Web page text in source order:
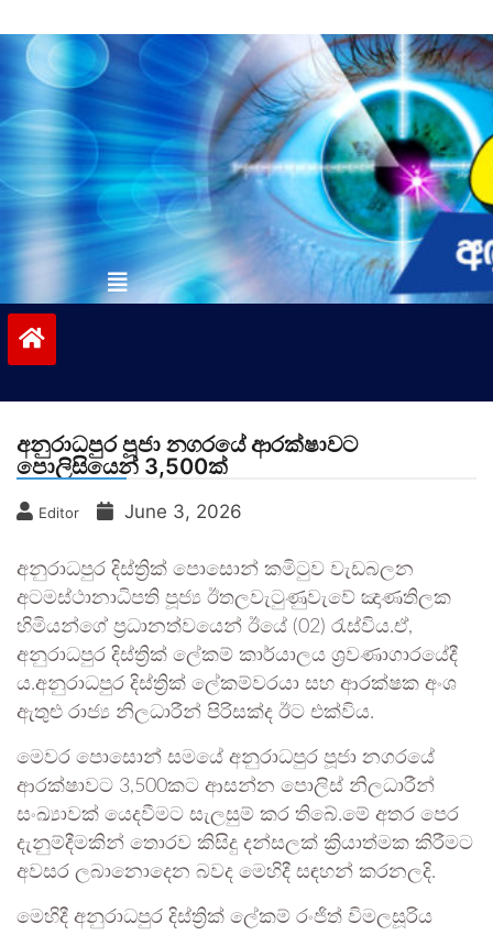
to
contentvinivida.lk
අනුරාධපුර පූජා නගරයේ ආරක්ෂාවට
පොලිසියෙන් 3,500ක්
Editor June 3, 2026
අනුරාධපුර දිස්ත්‍රික් පොසොන් කමිටුව වැඩබලන
අටමස්ථානාධිපති පූජ්‍ය ඊතලවැටුණුවැවේ ඤාණතිලක
හිමියන්ගේ ප්‍රධානත්වයෙන් ඊයේ (02) රැස්විය.ඒ,
අනුරාධපුර දිස්ත්‍රික් ලේකම් කාර්යාලය ශ්‍රවණාගාරයේදී
ය.අනුරාධපුර දිස්ත්‍රික් ලේකම්වරයා සහ ආරක්ෂක අංශ
ඇතුළු රාජ්‍ය නිලධාරීන් පිරිසක්ද ඊට එක්විය.
මෙවර පොසොන් සමයේ අනුරාධපුර පූජා නගරයේ
ආරක්ෂාවට 3,500කට ආසන්න පොලිස් නිලධාරීන්
සංඛ්‍යාවක් යෙදවීමට සැලසුම් කර තිබේ.මේ අතර පෙර
දැනුම්දීමකින් තොරව කිසිදු දන්සලක් ක්‍රියාත්මක කිරීමට
අවසර ලබානොදෙන බවද මෙහිදී සඳහන් කරනලදි.
මෙහිදී අනුරාධපුර දිස්ත්‍රික් ලේකම් රංජිත් විමලසූරිය